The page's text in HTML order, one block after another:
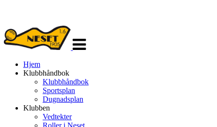
navigasjon
Hjem
Klubbhåndbok
Klubbhåndbok
Sportsplan
Dugnadsplan
Klubben
Vedtekter
Roller i Neset